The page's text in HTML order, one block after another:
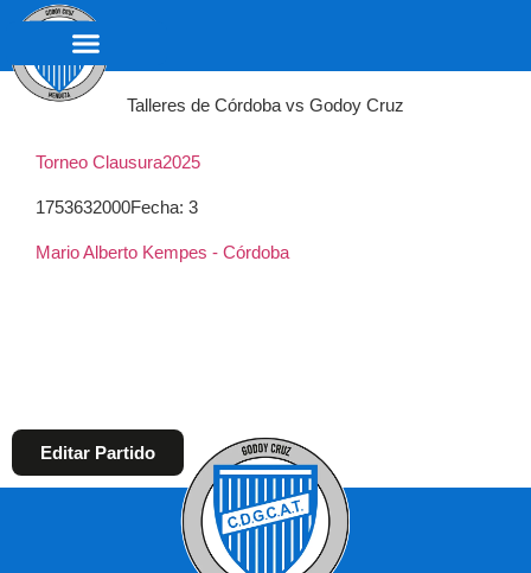
Talleres de Córdoba vs Godoy Cruz
Torneo Clausura2025
1753632000Fecha: 3
Mario Alberto Kempes - Córdoba
Editar Partido